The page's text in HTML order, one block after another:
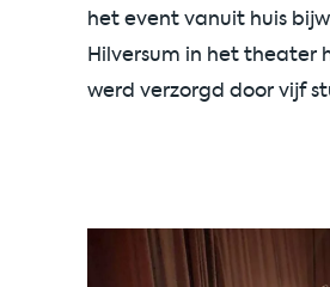
het event vanuit huis
Hilversum in het theater
werd verzorgd door vijf